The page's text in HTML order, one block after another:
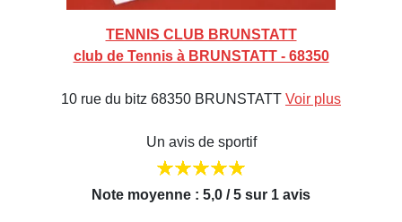
TENNIS CLUB BRUNSTATT
club de Tennis à BRUNSTATT - 68350
10 rue du bitz 68350 BRUNSTATT Voir plus
Un avis de sportif
Note moyenne : 5,0 / 5 sur 1 avis